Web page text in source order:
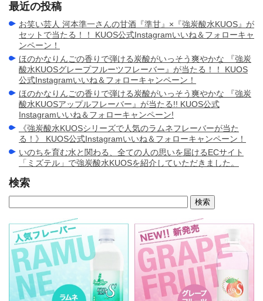
最近の投稿
お笑い芸人 河本準一さんの甘酒『準甘』×『強炭酸水KUOS』が
セットで当たる！！ KUOS公式Instagramいいね＆フォローキャ
ンペーン！
ほのかなりんごの香りで弾ける炭酸がいっそう爽やかな 『強炭
酸水KUOSグレープフルーツフレーバー』が当たる！！ KUOS
公式Instagramいいね＆フォローキャンペーン！
ほのかなりんごの香りで弾ける炭酸がいっそう爽やかな 『強炭
酸水KUOSアップルフレーバー』が当たる!! KUOS公式
Instagramいいね＆フォローキャンペーン!
《強炭酸水KUOSシリーズで人気のラムネフレーバーが当た
る！》 KUOS公式Instagramいいね＆フォローキャンペーン！
いのちを育む水と関わる、全ての人の思いを届けるECサイト
「ミズテル」で強炭酸水KUOSを紹介していただきました。
検索